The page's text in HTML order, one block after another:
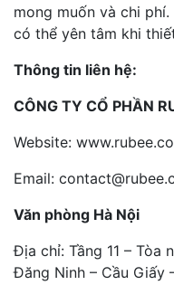
mong muốn và chi
có thể yên tâm khi
Thông tin liên hệ:
CÔNG TY CỔ PHẦN
Website:
Email:
Văn phòng Hà Nội
Địa chỉ: Tầng 11 – Tòa
Đăng Ninh – Cầu Giấy